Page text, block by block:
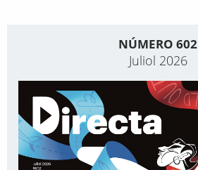
NÚMERO 602
Juliol 2026